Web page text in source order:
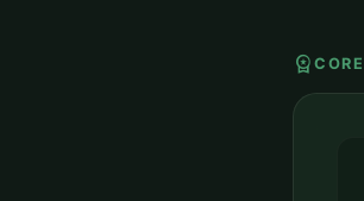
workspace_premium